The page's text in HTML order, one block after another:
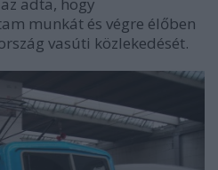
munkát és végre élőben
vasúti közlekedését.